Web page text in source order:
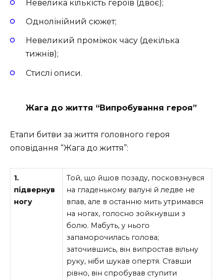
Невелика кількість героїв (двоє);
Однолінійний сюжет;
Невеликий проміжок часу (декілька
тижнів);
Стислі описи.
Жага до життя “Випробування героя”
Етапи битви за життя головного героя
оповідання “Жага до життя”:
1.
підвернув
ногу
Той, що йшов позаду, посковзнувся
на гладенькому валуні й ледве не
впав, але в останню мить утримався
на ногах, голосно зойкнувши з
болю. Мабуть, у нього
запаморочилась голова;
заточившись, він випростав вільну
руку, ніби шукав опертя. Ставши
рівно, він спробував ступити